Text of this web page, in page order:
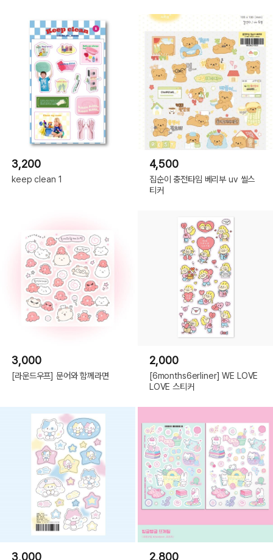
3,200
keep clean 1
4,500
집순이 충전타임 베리부 uv 씰스
티커
3,000
[라운드우프] 문어와 함께라면
2,000
[6months6erliner] WE LOVE
LOVE 스티커
3,000 2,800